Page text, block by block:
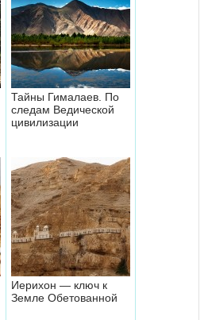
Тайны Гималаев. По
следам Ведической
цивилизации
Иерихон — ключ к
Земле Обетованной